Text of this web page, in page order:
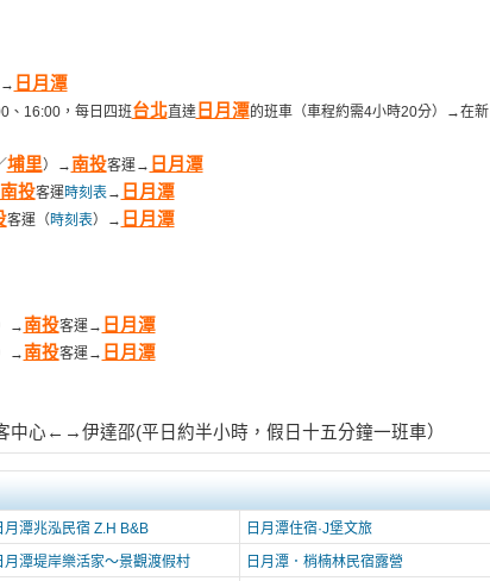
日月潭
、16:00，每日四班台北直達日月潭的班車（車程約需4小時20分）→在新
埔里）→南投客運→ 日月潭
南投客運時刻表→ 日月潭
客運（時刻表）→ 日月潭
→南投客運→ 日月潭
→南投客運→ 日月潭
中心←→伊達邵(平日約半小時，假日十五分鐘一班車）
月潭兆泓民宿 Z.H B&B
日月潭住宿·J堡文旅
月潭堤岸樂活家～景觀渡假村
日月潭．梢楠林民宿露營